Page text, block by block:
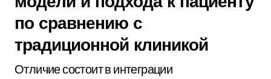
по сравнению с
традиционной клиникой
Отличие состоит в интеграции